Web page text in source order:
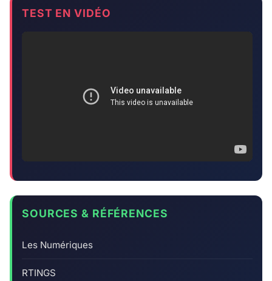
TEST EN VIDÉO
SOURCES & RÉFÉRENCES
Les Numériques
RTINGS